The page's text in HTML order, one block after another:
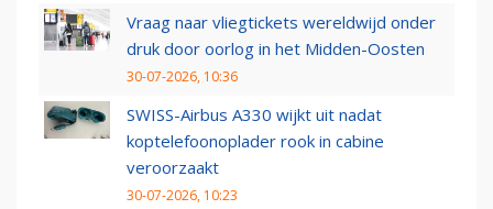
Vraag naar vliegtickets wereldwijd onder
druk door oorlog in het Midden-Oosten
30-07-2026, 10:36
SWISS-Airbus A330 wijkt uit nadat
koptelefoonoplader rook in cabine
veroorzaakt
30-07-2026, 10:23